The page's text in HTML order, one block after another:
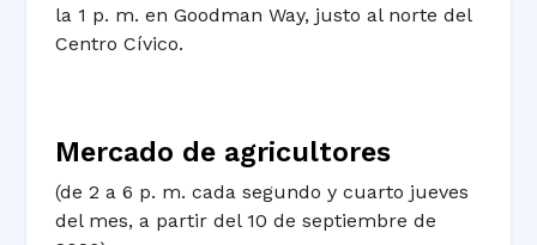
la 1 p. m. en Goodman Way, justo al norte del
Centro Cívico.
Mercado de agricultores
(de 2 a 6 p. m. cada segundo y cuarto jueves
del mes, a partir del 10 de septiembre de